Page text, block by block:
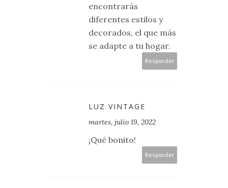
encontrarás
diferentes estilos y
decorados, el que más
se adapte a tu hogar.
Responder
LUZ VINTAGE
martes, julio 19, 2022
¡Qué bonito!
Responder